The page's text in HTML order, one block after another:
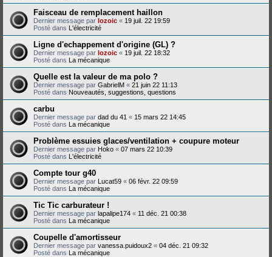
Faisceau de remplacement haillon
Dernier message par lozoic « 19 juil. 22 19:59
Posté dans L'électricité
Ligne d'echappement d'origine (GL) ?
Dernier message par lozoic « 19 juil. 22 18:32
Posté dans La mécanique
Quelle est la valeur de ma polo ?
Dernier message par GabrielM « 21 juin 22 11:13
Posté dans Nouveautés, suggestions, questions
carbu
Dernier message par dad du 41 « 15 mars 22 14:45
Posté dans La mécanique
Problème essuies glaces/ventilation + coupure moteur
Dernier message par Hoko « 07 mars 22 10:39
Posté dans L'électricité
Compte tour g40
Dernier message par Lucat59 « 06 févr. 22 09:59
Posté dans La mécanique
Tic Tic carburateur !
Dernier message par lapalipe174 « 11 déc. 21 00:38
Posté dans La mécanique
Coupelle d'amortisseur
Dernier message par vanessa.puidoux2 « 04 déc. 21 09:32
Posté dans La mécanique